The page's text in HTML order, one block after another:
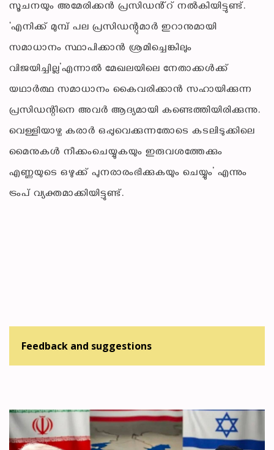
സൂചനയും അമേരിക്കൻ പ്രസിഡൻ്റ് നൽകിയിട്ടുണ്ട്.
‘എനിക്ക് മുമ്പ് പല പ്രസിഡന്റുമാർ ഇറാനുമായി
സമാധാനം സ്ഥാപിക്കാൻ ശ്രമിച്ചെങ്കിലും
വിജയിച്ചില്ല’എന്നാൽ മേഖലയിലെ നേതാക്കൾക്ക്
യഥാർത്ഥ സമാധാനം കൈവരിക്കാൻ സഹായിക്കുന്ന
പ്രസിഡന്റിനെ അവർ ആദ്യമായി കണ്ടെത്തിയിരിക്കുന്നു.
വെള്ളിയാഴ്ച കരാർ ഒപ്പുവെക്കുന്നതോടെ കടലിടുക്കിലെ
മൈനുകൾ നീക്കംചെയ്യുകയും ഇരുവശത്തേക്കും
എണ്ണയുടെ ഒഴുക്ക് പുനരാരംഭിക്കുകയും ചെയ്യും’ എന്നും
ട്രംപ് വ്യക്തമാക്കിയിട്ടുണ്ട്.
Feedback and suggestions